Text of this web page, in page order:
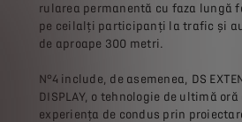
rularea permanentă cu faza lungă
pe ceilalți participanți la trafic și
de aproape 300 metri.
N°4 include, de asemenea, DS
DISPLAY, o tehnologie de ultimă
experiența de condus prin